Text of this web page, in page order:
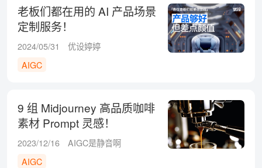
老板们都在用的 AI 产品场景
定制服务！
2024/05/31
优设婷婷
AIGC
9 组 Midjourney 高品质咖啡
素材 Prompt 灵感！
2023/12/16
AIGC是静音啊
AIGC